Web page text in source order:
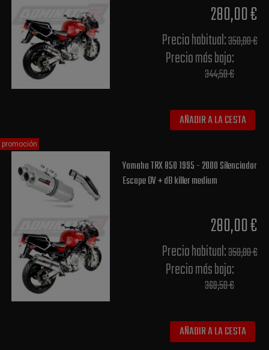
280,00 €
Precio habitual​:350,00 €
Precio más bajo​:
344,50 €
AÑADIR A LA CESTA
Yamaha TRX 850 1995 - 2000 Silenciador
Escape OV + dB killer medium
280,00 €
Precio habitual​:350,00 €
Precio más bajo​:
369,50 €
AÑADIR A LA CESTA
promoción